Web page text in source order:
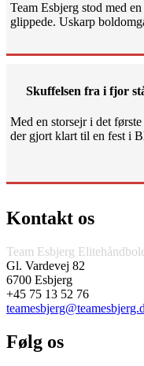
Team Esbjerg stod med
glippede. Uskarp
Skuffelsen fra i fjor
Med en storsejr i det
der gjort klart til en fest i
Kontakt os
Team Esbjerg
Gl. Vardevej 82
6700 Esbjerg
+45 75 13 52 76
Følg os